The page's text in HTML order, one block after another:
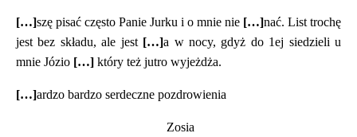
[…]szę pisać często Panie Jurku i o mnie nie […]nać. List trochę
jest bez składu, ale jest […]a w nocy, gdyż do 1ej siedzieli u
mnie Józio […] który też jutro wyjeżdża.
[…]ardzo bardzo serdeczne pozdrowienia
Zosia